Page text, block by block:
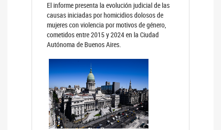
El informe presenta la evolución judicial de las
causas iniciadas por homicidios dolosos de
mujeres con violencia por motivos de género,
cometidos entre 2015 y 2024 en la Ciudad
Autónoma de Buenos Aires.